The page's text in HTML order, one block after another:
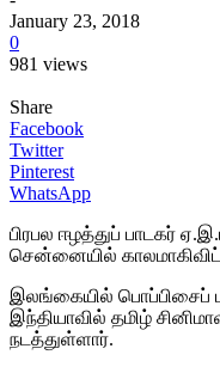
January 23, 2018
0
981 views
Share
Facebook
Twitter
Pinterest
WhatsApp
பிரபல ஈழத்துப் பாடகர்
சென்னையில்
இலங்கையில் பொப்பிசைப்
இந்தியாவில் தமிழ்
நடத்துள்ளார்.